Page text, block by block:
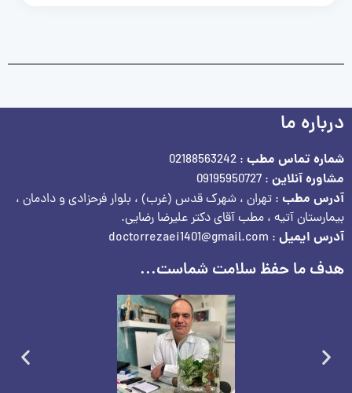
درباره ما
شماره تماس مطب : 02188563242
مشاوره آنلاین : 09195950727
آدرس مطب : تهران ، شهرک قدس (غرب) ، بلوار فرحزادی و دادمان ،
بیمارستان آتیه ، مطب آقای دکتر علیرضا رضایی.
آدرس ایمیل : doctorrezaei1401@gmail.com
هدف ما حفظ سلامت شماست...